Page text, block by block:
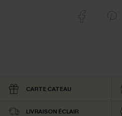
CARTE CATEAU
LIVRAISON ÉCLAIR